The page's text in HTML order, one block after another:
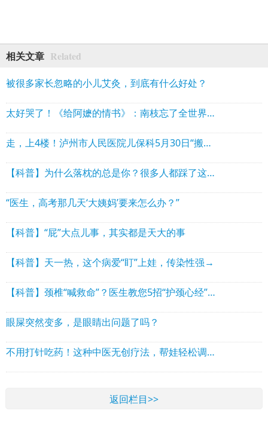
相关文章 Related
被很多家长忽略的小儿艾灸，到底有什么好处？
太好哭了！《给阿嬷的情书》：南枝忘了全世界，却记得“寄咸肉”
走，上4楼！泸州市人民医院儿保科5月30日“搬家”啦！别在3楼扑个空
【科普】为什么落枕的总是你？很多人都踩了这两个坑
“医生，高考那几天‘大姨妈’要来怎么办？”
【科普】“屁”大点儿事，其实都是天大的事
【科普】天一热，这个病爱“盯”上娃，传染性强→
【科普】颈椎“喊救命”？医生教您5招“护颈心经”！
眼屎突然变多，是眼睛出问题了吗？
不用打针吃药！这种中医无创疗法，帮娃轻松调理多种不适
返回栏目>>